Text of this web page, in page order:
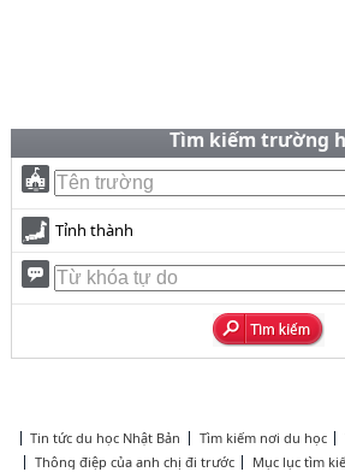
Tìm kiếm trường
Tỉnh thành
Tin tức du học Nhật Bản Tìm kiếm nơi du học
Thông điệp của anh chị đi trước
Mục lục tìm